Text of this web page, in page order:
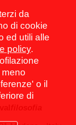
da
di cookie
ed utili alle
policy.
o il
di